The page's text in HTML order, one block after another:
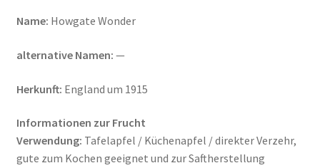
Name: Howgate Wonder
alternative Namen: —
Herkunft: England um 1915
Informationen zur Frucht
Verwendung: Tafelapfel / Küchenapfel / direkter Verzehr,
gute zum Kochen geeignet und zur Saftherstellung